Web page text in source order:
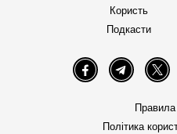
Користь
Подкасти
FacebookTelegram
Правила
Політика